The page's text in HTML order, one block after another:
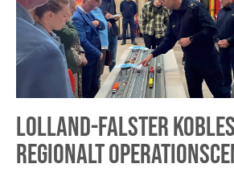
LOLLAND-FALSTER
REGIONALT